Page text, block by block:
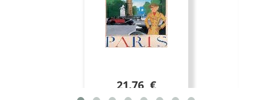
21.76 €